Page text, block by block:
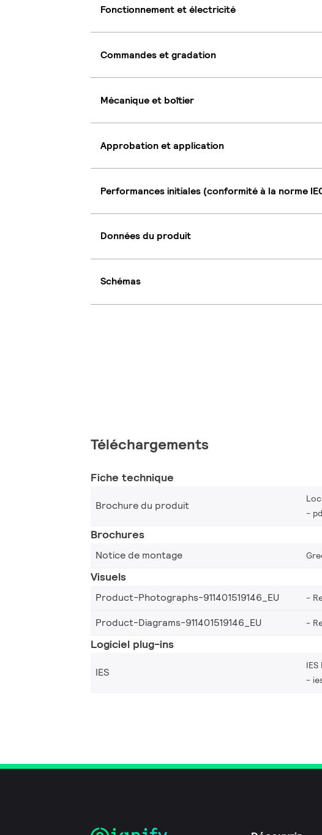
Fonctionnement et électricité
Commandes et gradation
Mécanique et boîtier
Approbation et application
Performances initiales (conformité à la norme
Données du produit
Schémas
Téléchargements
Fiche technique
Brochure du produit
Brochures
Notice de montage
Visuels
Product-Photographs-911401519146_EU
Product-Diagrams-911401519146_EU
Logiciel plug-ins
IES
IES